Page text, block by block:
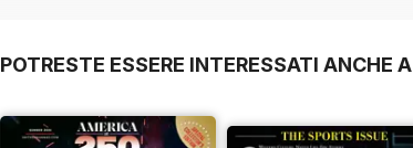
POTRESTE ESSERE INTERESSATI ANCHE A